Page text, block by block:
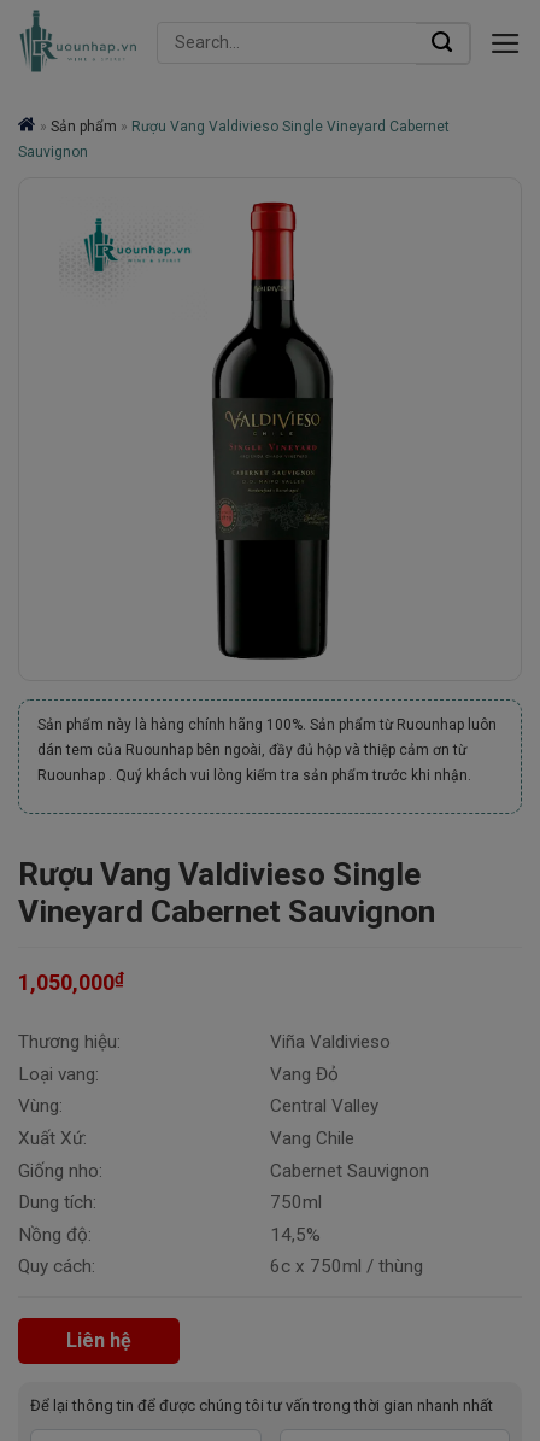
Skip
Search
» Sản phẩm » Rượu Vang Valdivieso Single Vineyard Cabernet
Sauvignon
Sản phẩm này là hàng chính hãng 100%. Sản phẩm từ Ruounhap luôn
dán tem của Ruounhap bên ngoài, đầy đủ hộp và thiệp cảm ơn từ
Ruounhap . Quý khách vui lòng kiểm tra sản phẩm trước khi nhận.
Rượu Vang Valdivieso Single
Vineyard Cabernet Sauvignon
1,050,000₫
Thương hiệu:
Loại vang:
Vùng:
Xuất Xứ:
Giống nho:
Dung tích:
Nồng độ:
Quy cách:
Viña Valdivieso
Vang Đỏ
Central Valley
Vang Chile
Cabernet Sauvignon
750ml
14,5%
6c x 750ml / thùng
Liên hệ
Để lại thông tin để được chúng tôi tư vấn trong thời gian nhanh nhất